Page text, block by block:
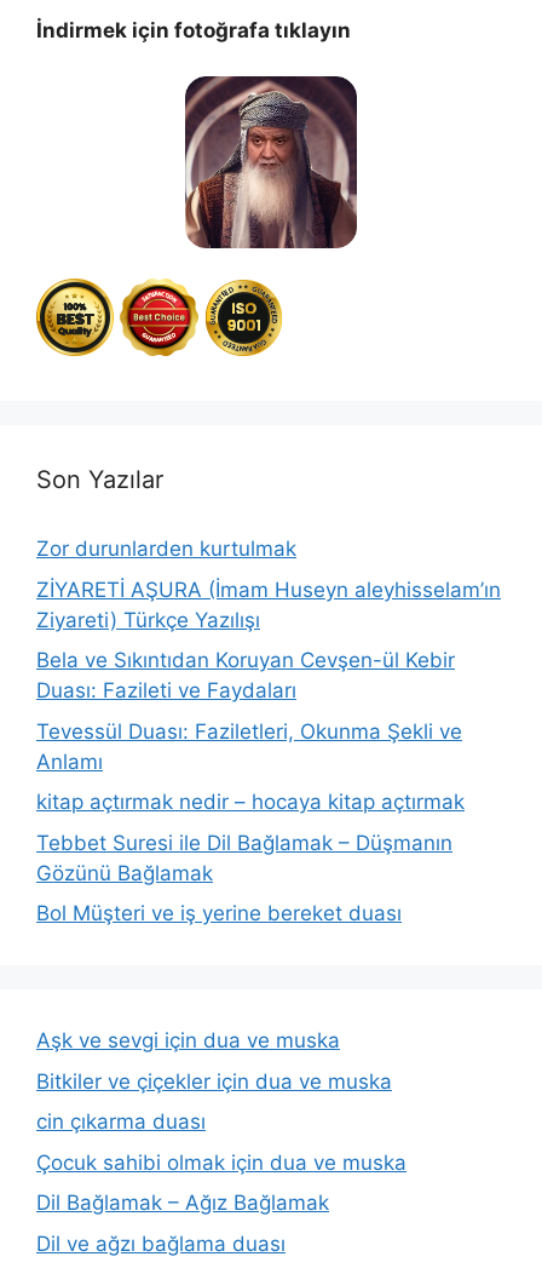
İndirmek için fotoğrafa tıklayın
Son Yazılar
Zor durunlarden kurtulmak
ZİYARETİ AŞURA (İmam Huseyn aleyhisselam’ın
Ziyareti) Türkçe Yazılışı
Bela ve Sıkıntıdan Koruyan Cevşen-ül Kebir
Duası: Fazileti ve Faydaları
Tevessül Duası: Faziletleri, Okunma Şekli ve
Anlamı
kitap açtırmak nedir – hocaya kitap açtırmak
Tebbet Suresi ile Dil Bağlamak – Düşmanın
Gözünü Bağlamak
Bol Müşteri ve iş yerine bereket duası
Aşk ve sevgi için dua ve muska
Bitkiler ve çiçekler için dua ve muska
cin çıkarma duası
Çocuk sahibi olmak için dua ve muska
Dil Bağlamak – Ağız Bağlamak
Dil ve ağzı bağlama duası